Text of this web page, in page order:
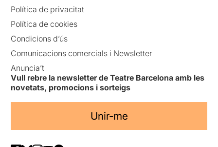
Política de privacitat
Política de cookies
Condicions d’ús
Comunicacions comercials i Newsletter
Anuncia’t
Vull rebre la newsletter de Teatre Barcelona amb les
novetats, promocions i sorteigs
Unir-me